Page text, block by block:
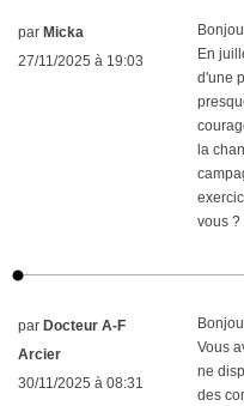
par Micka
27/11/2025 à 19:03
En
d'une
la
vous ?
par Docteur A-F
Arcier
30/11/2025 à 08:31
Vous
ne
des